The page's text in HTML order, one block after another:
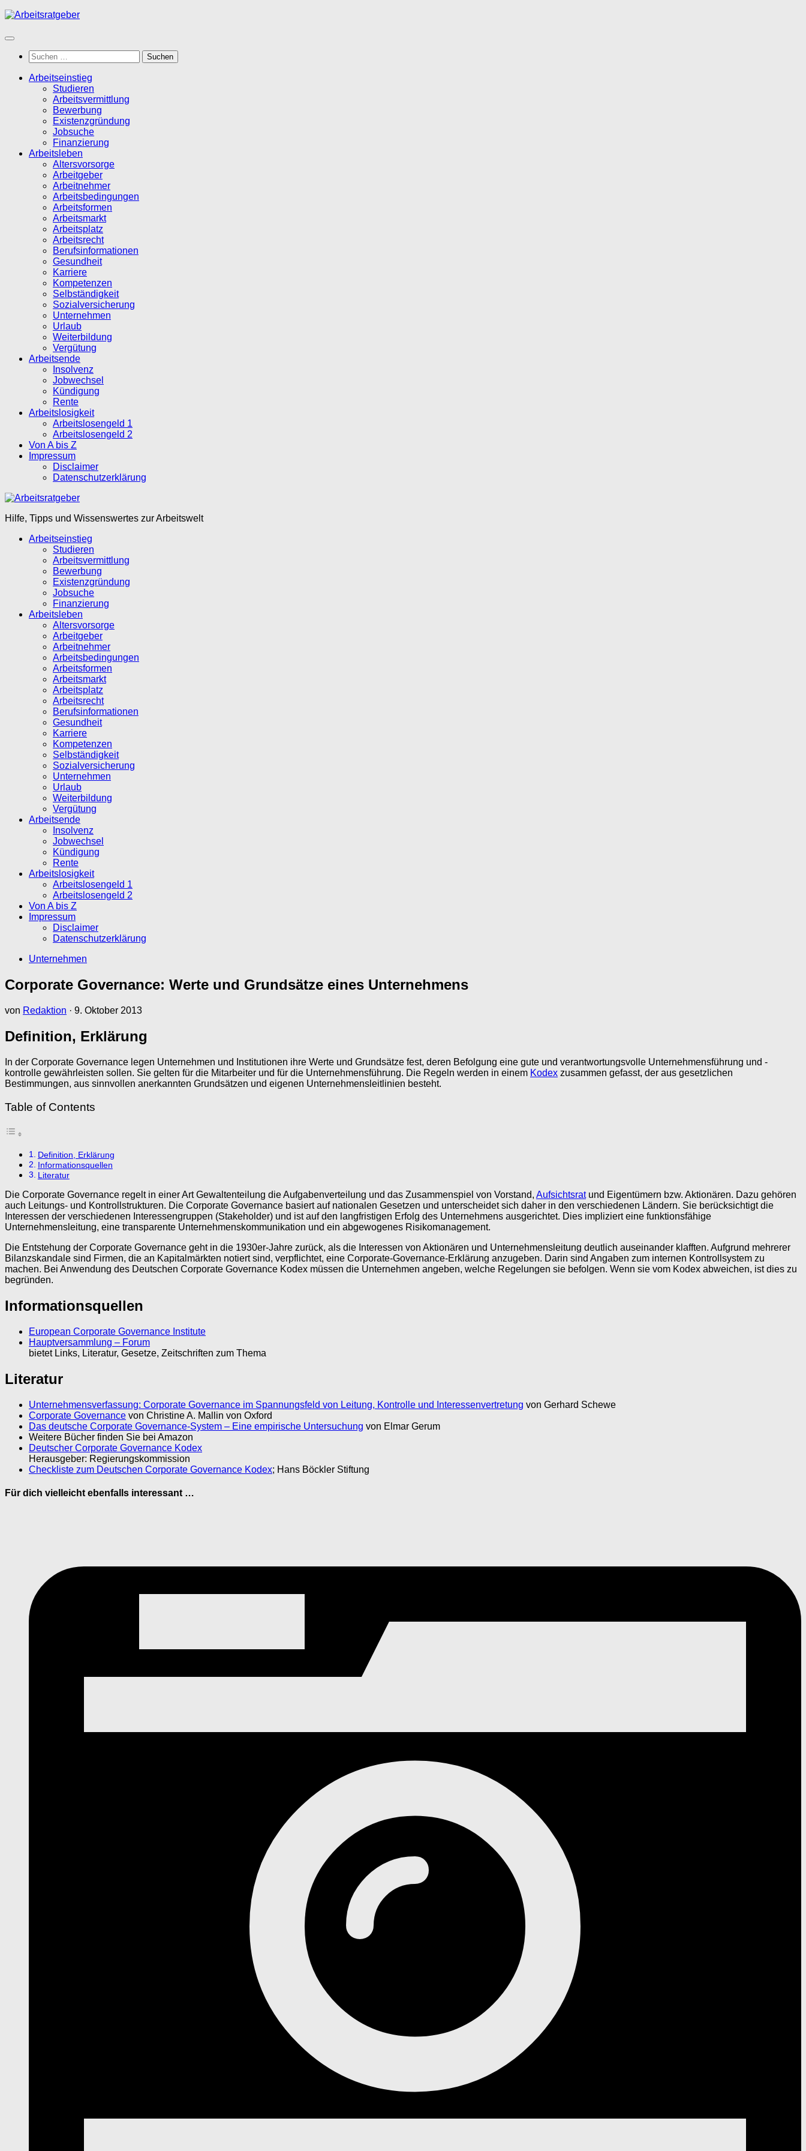
Zum
springen
Suchen
nach:
Arbeitseinstieg
Studieren
Arbeitsvermittlung
Bewerbung
Existenzgründung
Jobsuche
Finanzierung
Arbeitsleben
Altersvorsorge
Arbeitgeber
Arbeitnehmer
Arbeitsbedingungen
Arbeitsformen
Arbeitsmarkt
Arbeitsplatz
Arbeitsrecht
Berufsinformationen
Gesundheit
Karriere
Kompetenzen
Selbständigkeit
Sozialversicherung
Unternehmen
Urlaub
Weiterbildung
Vergütung
Arbeitsende
Insolvenz
Jobwechsel
Kündigung
Rente
Arbeitslosigkeit
Arbeitslosengeld 1
Arbeitslosengeld 2
Von A bis Z
Impressum
Disclaimer
Datenschutzerklärung
Hilfe, Tipps und Wissenswertes zur Arbeitswelt
Arbeitseinstieg
Studieren
Arbeitsvermittlung
Bewerbung
Existenzgründung
Jobsuche
Finanzierung
Arbeitsleben
Altersvorsorge
Arbeitgeber
Arbeitnehmer
Arbeitsbedingungen
Arbeitsformen
Arbeitsmarkt
Arbeitsplatz
Arbeitsrecht
Berufsinformationen
Gesundheit
Karriere
Kompetenzen
Selbständigkeit
Sozialversicherung
Unternehmen
Urlaub
Weiterbildung
Vergütung
Arbeitsende
Insolvenz
Jobwechsel
Kündigung
Rente
Arbeitslosigkeit
Arbeitslosengeld 1
Arbeitslosengeld 2
Von A bis Z
Impressum
Disclaimer
Datenschutzerklärung
Unternehmen
Corporate Governance: Werte und Grundsätze eines Unternehmens
von Redaktion · 9. Oktober 2013
Definition, Erklärung
In der Corporate Governance legen Unternehmen und Institutionen ihre Werte und Grundsätze fest, deren Befolgung eine gute und verantwortungsvolle Unternehmensführung und -
kontrolle gewährleisten sollen. Sie gelten für die Mitarbeiter und für die Unternehmensführung. Die Regeln werden in einem Kodex zusammen gefasst, der aus gesetzlichen
Bestimmungen, aus sinnvollen anerkannten Grundsätzen und eigenen Unternehmensleitlinien besteht.
Table of Contents
Definition, Erklärung
Informationsquellen
Literatur
Die Corporate Governance regelt in einer Art Gewaltenteilung die Aufgabenverteilung und das Zusammenspiel von Vorstand, Aufsichtsratund Eigentümern bzw. Aktionären. Dazu gehören
auch Leitungs- und Kontrollstrukturen. Die Corporate Governance basiert auf nationalen Gesetzen und unterscheidet sich daher in den verschiedenen Ländern. Sie berücksichtigt die
Interessen der verschiedenen Interessengruppen (Stakeholder) und ist auf den langfristigen Erfolg des Unternehmens ausgerichtet. Dies impliziert eine funktionsfähige
Unternehmensleitung, eine transparente Unternehmenskommunikation und ein abgewogenes Risikomanagement.
Die Entstehung der Corporate Governance geht in die 1930er-Jahre zurück, als die Interessen von Aktionären und Unternehmensleitung deutlich auseinander klafften. Aufgrund mehrerer
Bilanzskandale sind Firmen, die an Kapitalmärkten notiert sind, verpflichtet, eine Corporate-Governance-Erklärung anzugeben. Darin sind Angaben zum internen Kontrollsystem zu
machen. Bei Anwendung des Deutschen Corporate Governance Kodex müssen die Unternehmen angeben, welche Regelungen sie befolgen. Wenn sie vom Kodex abweichen, ist dies zu
begründen.
Informationsquellen
European Corporate Governance Institute
Hauptversammlung – Forum
bietet Links, Literatur, Gesetze, Zeitschriften zum Thema
Literatur
Unternehmensverfassung: Corporate Governance im Spannungsfeld von Leitung, Kontrolle und Interessenvertretung von Gerhard Schewe
Corporate Governance von Christine A. Mallin von Oxford
Das deutsche Corporate Governance-System – Eine empirische Untersuchung von Elmar Gerum
Weitere Bücher finden Sie bei Amazon
Deutscher Corporate Governance Kodex
Herausgeber: Regierungskommission
Checkliste zum Deutschen Corporate Governance Kodex; Hans Böckler Stiftung
Für dich vielleicht ebenfalls interessant …